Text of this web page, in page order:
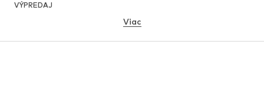
VÝPREDAJ
Viac